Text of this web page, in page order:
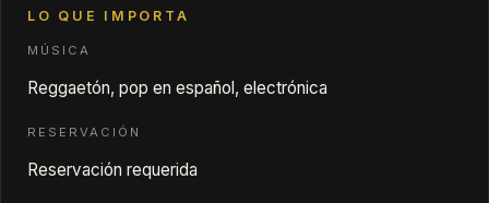
LO QUE IMPORTA
MÚSICA
Reggaetón, pop en español, electrónica
RESERVACIÓN
Reservación requerida